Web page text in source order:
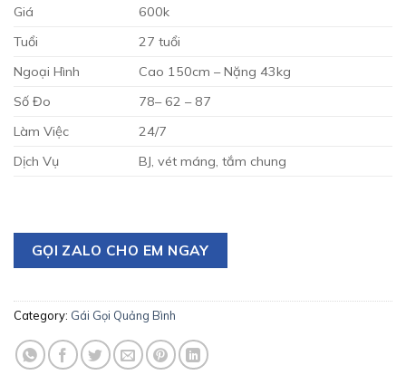
Giá
600k
Tuổi
27 tuổi
Ngoại Hình
Cao 150cm – Nặng 43kg
Số Đo
78– 62 – 87
Làm Việc
24/7
Dịch Vụ
BJ, vét máng, tắm chung
GỌI ZALO CHO EM NGAY
Category: Gái Gọi Quảng Bình